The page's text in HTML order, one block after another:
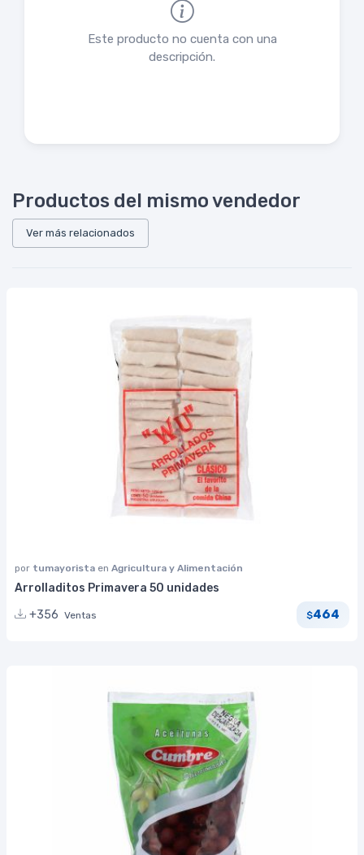
Este producto no cuenta con una
descripción.
Productos del mismo vendedor
Ver más relacionados
por tumayorista en Agricultura y Alimentación
Arrolladitos Primavera 50 unidades
+356 Ventas $464